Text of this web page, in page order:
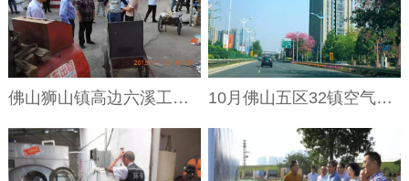
佛山狮山镇高边六溪工业区3家企业涉嫌偷倒工业固体废物 10月佛山五区32镇空气质量排名！顺德“气质”最好！